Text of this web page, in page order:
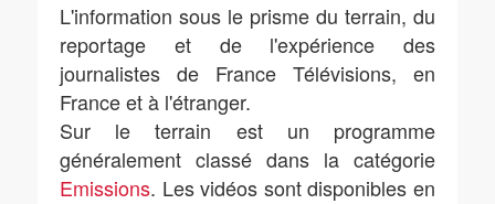
L'information sous le prisme du terrain, du
reportage et de l'expérience des
journalistes de France Télévisions, en
France et à l'étranger.
Sur le terrain est un programme
généralement classé dans la catégorie
Emissions. Les vidéos sont disponibles en